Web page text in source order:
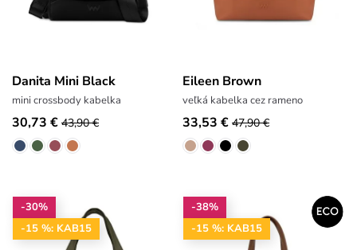
Danita Mini Black
mini crossbody kabelka
30,73 € 43,90 €
Eileen Brown
veľká kabelka cez rameno
33,53 € 47,90 €
-30%
-15 %: KAB15
-38%
-15 %: KAB15